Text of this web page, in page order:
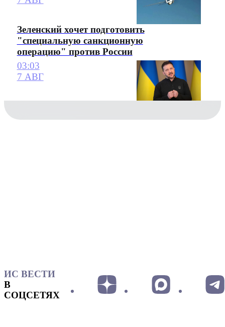
Зеленский хочет подготовить
"специальную санкционную
операцию" против России
03:03
7 АВГ
ИС ВЕСТИ
В
СОЦСЕТЯХ